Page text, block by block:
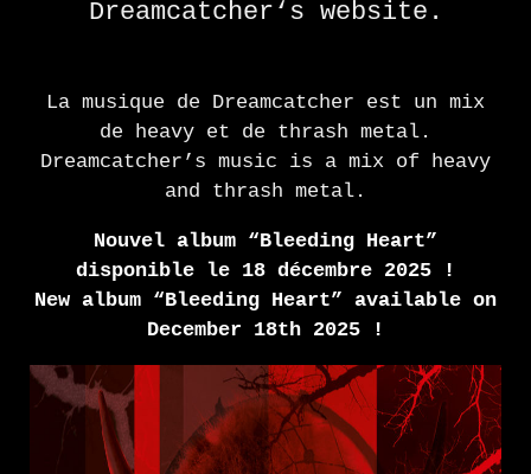
Dreamcatcher‘s website.
La musique de Dreamcatcher est un mix
de heavy et de thrash metal.
Dreamcatcher’s music is a mix of heavy
and thrash metal.
Nouvel album “Bleeding Heart”
disponible le 18 décembre 2025 !
New album “Bleeding Heart” available on
December 18th 2025 !